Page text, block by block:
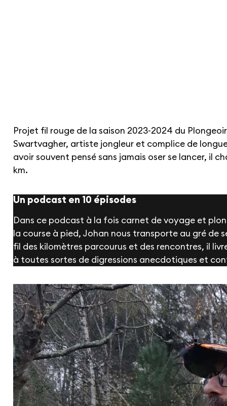
Projet fil rouge de la saison 2023-2024 du
Swartvagher, artiste jongleur et complice de
avoir souvent pensé sans jamais oser se lancer, il
km.
Un podcast en 10 épisodes
Dans ce podcast à la fois carnet de voyage et
la course à pied, Johan nous transporte au gré de
fil des kilomètres parcourus et des rencontres, il
à toutes sortes de digressions anecdotiques et